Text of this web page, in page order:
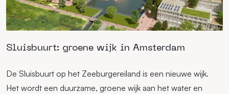
Sluisbuurt: groene wijk in Amsterdam
De Sluisbuurt op het Zeeburgereiland is een nieuwe wijk.
Het wordt een duurzame, groene wijk aan het water en